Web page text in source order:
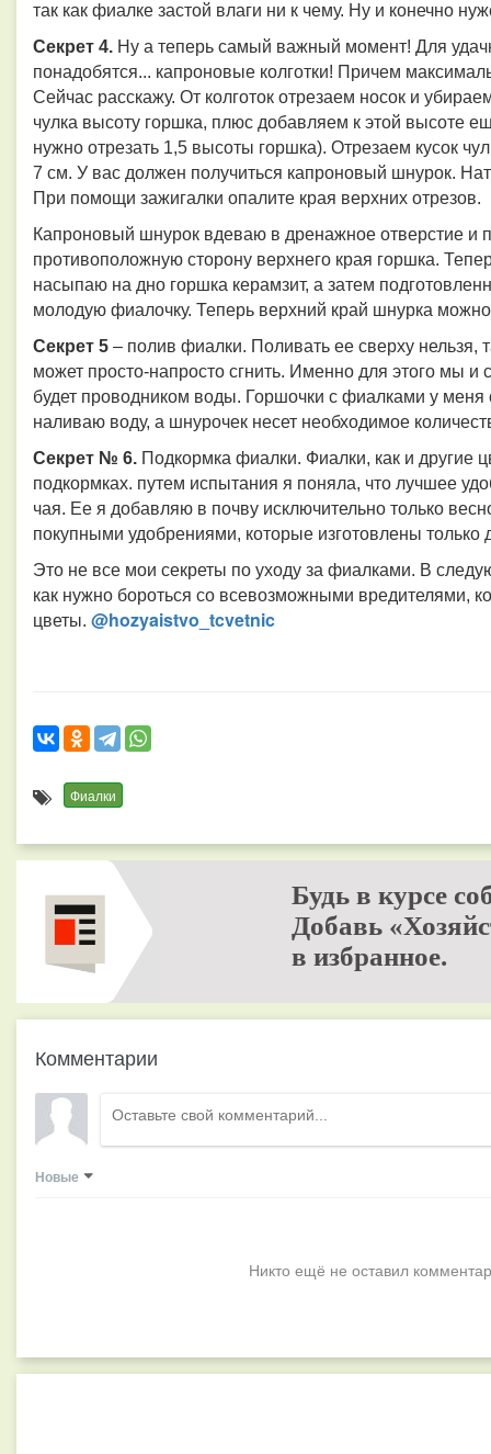
так как фиалке застой влаги ни к чему. Ну и конечно
Секрет 4. Ну а теперь самый важный момент! Для
понадобятся... капроновые колготки! Причем
Сейчас расскажу. От колготок отрезаем носок и
чулка высоту горшка, плюс добавляем к этой высоте
нужно отрезать 1,5 высоты горшка). Отрезаем кусок
7 см. У вас должен получиться капроновый шнурок.
При помощи зажигалки опалите края верхних отрезов.
Капроновый шнурок вдеваю в дренажное отверстие и
противоположную сторону верхнего края горшка.
насыпаю на дно горшка керамзит, а затем
молодую фиалочку. Теперь верхний край шнурка
Секрет 5 – полив фиалки. Поливать ее сверху нельзя,
может просто-напросто сгнить. Именно для этого мы
будет проводником воды. Горшочки с фиалками у меня
наливаю воду, а шнурочек несет необходимое
Секрет № 6. Подкормка фиалки. Фиалки, как и другие
подкормках. путем испытания я поняла, что лучшее
чая. Ее я добавляю в почву исключительно только
покупными удобрениями, которые изготовлены
Это не все мои секреты по уходу за фиалками. В
как нужно бороться со всевозможными вредителями,
цветы. @hozyaistvo_tcvetnic
Фиалки
Будь в курсе
Добавь
в избранное.
Комментарии
Новые
Никто ещё не оставил